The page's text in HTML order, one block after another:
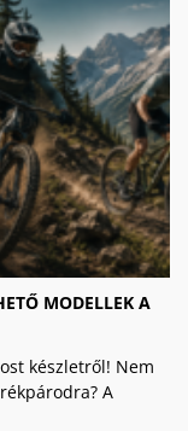
MODELLEK A
készletről! Nem
A